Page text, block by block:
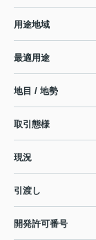
用途地域
最適用途
地目 / 地勢
取引態様
現況
引渡し
開発許可番号